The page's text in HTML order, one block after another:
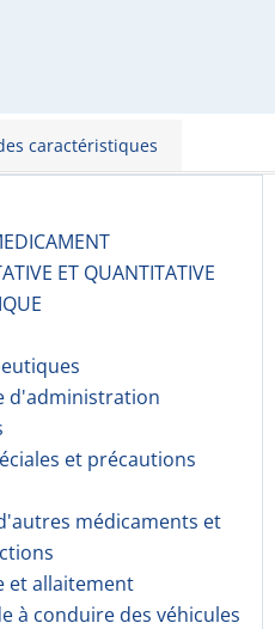
caractéristiques
ET QUANTITATIVE
d'administration
et précautions
médicaments et
et allaitement
à conduire des véhicules